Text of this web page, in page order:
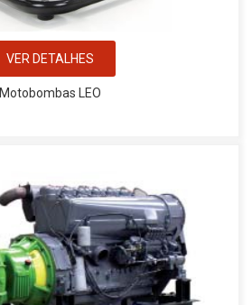
VER DETALHES
Motobombas LEO